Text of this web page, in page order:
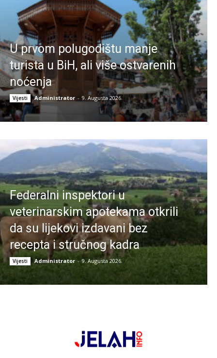
U prvom polugodištu manje
turista u BiH, ali više ostvarenih
noćenja
Vijesti Administrator - 9. Augusta 2026.
Federalni inspektori u
veterinarskim apotekama otkrili
da su lijekovi izdavani bez
recepta i stručnog kadra
Vijesti Administrator - 9. Augusta 2026.